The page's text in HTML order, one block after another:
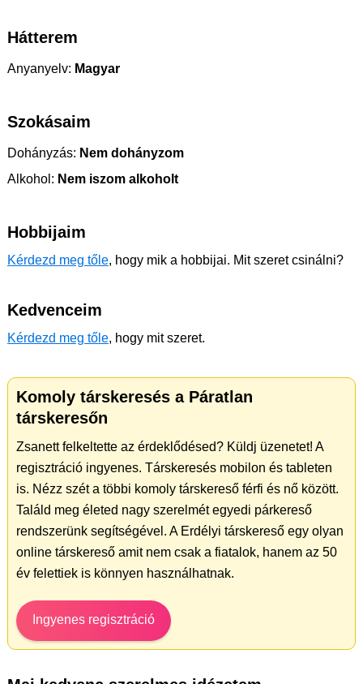
Hátterem
Anyanyelv: Magyar
Szokásaim
Dohányzás: Nem dohányzom
Alkohol: Nem iszom alkoholt
Hobbijaim
Kérdezd meg tőle, hogy mik a hobbijai. Mit szeret csinálni?
Kedvenceim
Kérdezd meg tőle, hogy mit szeret.
Komoly társkeresés a Páratlan
társkeresőn
Zsanett felkeltette az érdeklődésed? Küldj üzenetet! A
regisztráció ingyenes. Társkeresés mobilon és tableten
is. Nézz szét a többi komoly társkereső férfi és nő között.
Találd meg életed nagy szerelmét egyedi párkereső
rendszerünk segítségével. A Erdélyi társkereső egy olyan
online társkereső amit nem csak a fiatalok, hanem az 50
év felettiek is könnyen használhatnak.
Ingyenes regisztráció